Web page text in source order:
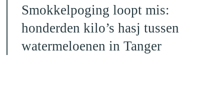
Smokkelpoging loopt mis:
honderden kilo’s hasj tussen
watermeloenen in Tanger